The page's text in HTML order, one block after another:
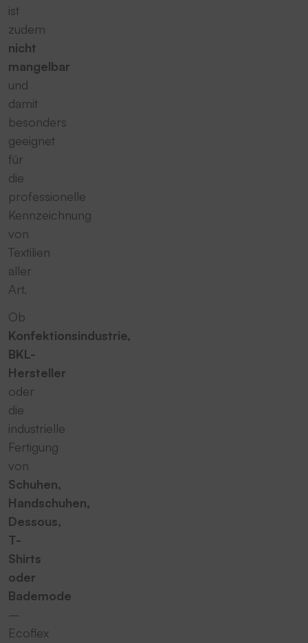
ist
zudem
nicht
mangelbar
und
damit
besonders
geeignet
für
die
professionelle
Kennzeichnung
von
Textilien
aller
Art.
Ob
Konfektionsindustrie,
BKL-
Hersteller
oder
die
industrielle
Fertigung
von
Schuhen,
Handschuhen,
Dessous,
T-
Shirts
oder
Bademode
–
Ecoflex